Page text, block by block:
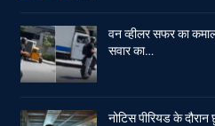
वन व्हीलर सफर का
सवार का…
नोटिस पीरियड के